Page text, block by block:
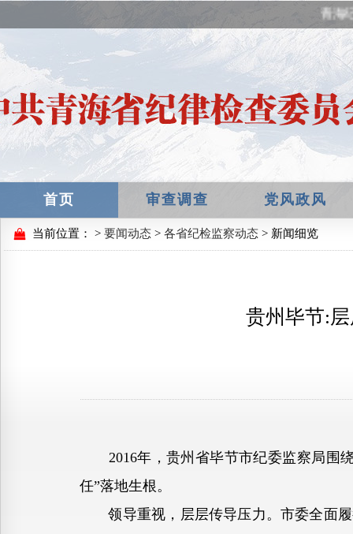
青海
首页 审查调查 党风政风
当前位置： > 要闻动态 > 各省纪检监察动态 > 新闻细览
贵州毕节:
2016年，贵州省毕节市纪委监察局围绕
任”落地生根。
领导重视，层层传导压力。市委全面履